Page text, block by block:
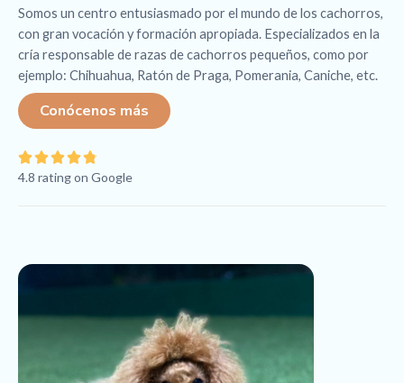
Somos un centro entusiasmado por el mundo de los cachorros,
con gran vocación y formación apropiada. Especializados en la
cría responsable de razas de cachorros pequeños, como por
ejemplo: Chihuahua, Ratón de Praga, Pomerania, Caniche, etc.
Conócenos más

.
4.8 rating on Google